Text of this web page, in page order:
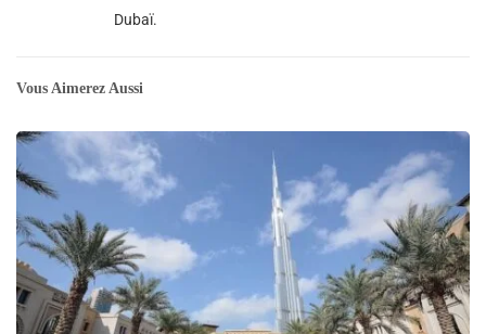
Dubaï.
Vous Aimerez Aussi